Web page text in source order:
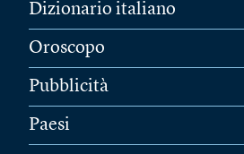
Dizionario italiano
Oroscopo
Pubblicità
Paesi